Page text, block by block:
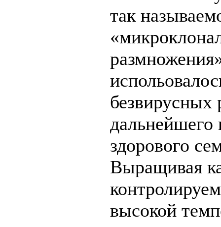
так
безвирусных
дальнейшего
здорового
Выращивая
высокой